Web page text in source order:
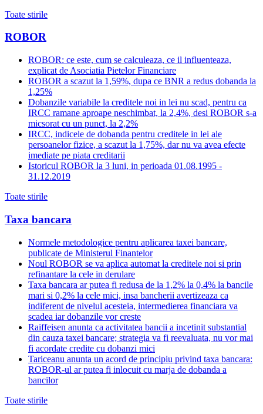
Toate stirile
ROBOR
ROBOR: ce este, cum se calculeaza, ce il influenteaza,
explicat de Asociatia Pietelor Financiare
ROBOR a scazut la 1,59%, dupa ce BNR a redus dobanda la
1,25%
Dobanzile variabile la creditele noi in lei nu scad, pentru ca
IRCC ramane aproape neschimbat, la 2,4%, desi ROBOR s-a
micsorat cu un punct, la 2,2%
IRCC, indicele de dobanda pentru creditele in lei ale
persoanelor fizice, a scazut la 1,75%, dar nu va avea efecte
imediate pe piata creditarii
Istoricul ROBOR la 3 luni, in perioada 01.08.1995 -
31.12.2019
Toate stirile
Taxa bancara
Normele metodologice pentru aplicarea taxei bancare,
publicate de Ministerul Finantelor
Noul ROBOR se va aplica automat la creditele noi si prin
refinantare la cele in derulare
Taxa bancara ar putea fi redusa de la 1,2% la 0,4% la bancile
mari si 0,2% la cele mici, insa bancherii avertizeaza ca
indiferent de nivelul acesteia, intermedierea financiara va
scadea iar dobanzile vor creste
Raiffeisen anunta ca activitatea bancii a incetinit substantial
din cauza taxei bancare; strategia va fi reevaluata, nu vor mai
fi acordate credite cu dobanzi mici
Tariceanu anunta un acord de principiu privind taxa bancara:
ROBOR-ul ar putea fi inlocuit cu marja de dobanda a
bancilor
Toate stirile